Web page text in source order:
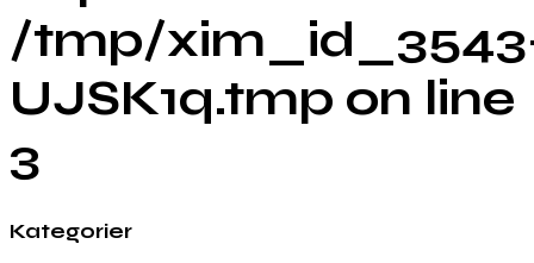
/tmp/
UJSK1q.tmp on line
3
Kategorier